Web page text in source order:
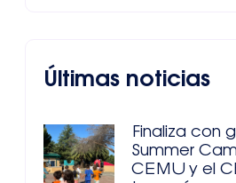
Últimas noticias
Finaliza con
Summer
CEMU y el